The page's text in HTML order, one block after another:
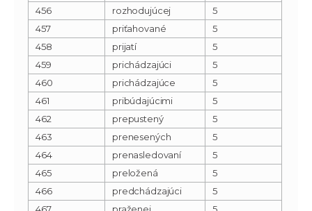
456
rozhodujúcej
5
457
priťahované
5
458
prijatí
5
459
prichádzajúci
5
460
prichádzajúce
5
461
pribúdajúcimi
5
462
prepustený
5
463
prenesených
5
464
prenasledovaní
5
465
preložená
5
466
predchádzajúci
5
467
praženej
5